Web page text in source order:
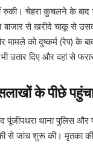
रुकी। चेहरा कुचलने के
से खरीदे चाकू से
मामले को दुष्कर्म (रेप) के
उतार दिए और वहां से फरार
के पीछे
थाना पुलिस और
से जांच शुरू की। मृतका